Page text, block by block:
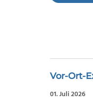
Vor-Ort-
01. Juli 2026